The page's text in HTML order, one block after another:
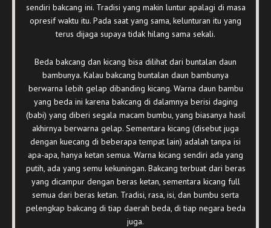
sendiri bakcang ini. Tradisi yang makin luntur apalagi di masa
opresif waktu itu. Pada saat yang sama, kelunturan itu yang
terus dijaga supaya tidak hilang sama sekali.
Beda bakcang dan kicang bisa dilihat dari buntalan daun
bambunya. Kalau bakcang buntalan daun bambunya
berwarna lebih gelap dibanding kicang. Warna daun bambu
yang beda ini karena bakcang di dalamnya berisi daging
(babi) yang diberi segala macam bumbu, yang biasanya hasil
akhirnya berwarna gelap. Sementara kicang (disebut juga
dengan kuecang di beberapa tempat lain) adalah tanpa isi
apa-apa, hanya ketan semua. Warna kicang sendiri ada yang
putih, ada yang semu kekuningan. Bakcang terbuat dari beras
yang dicampur dengan beras ketan, sementara kicang full
semua dari beras ketan. Tradisi, rasa, isi, dan bumbu serta
pelengkap bakcang di tiap daerah beda, di tiap negara beda
juga.